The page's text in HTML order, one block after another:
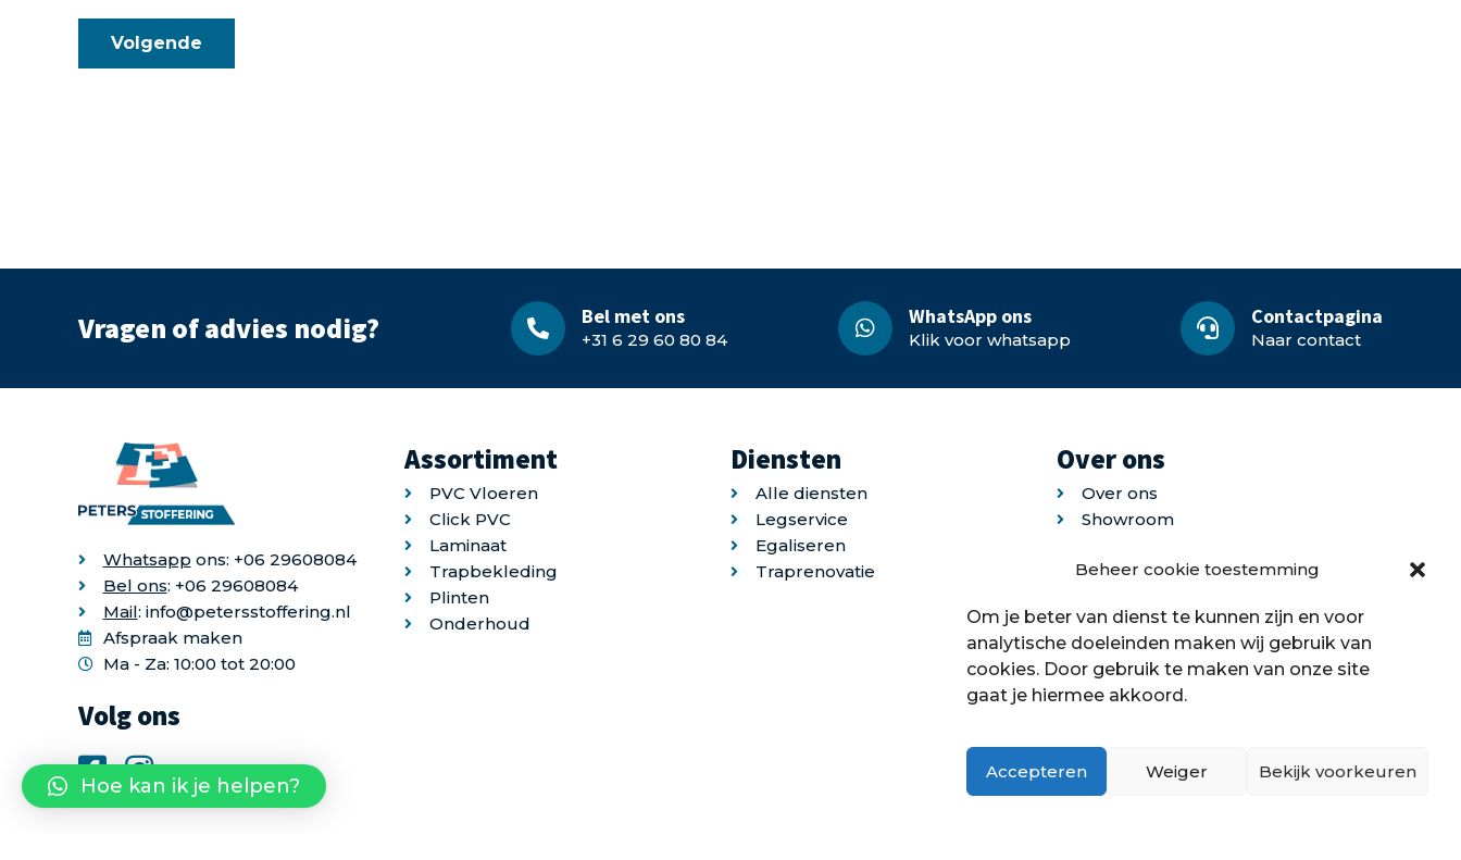
Beheer cookie toestemming
Om je beter van dienst te kunnen zijn en voor
analytische doeleinden maken wij gebruik van
cookies. Door gebruik te maken van onze site
gaat je hiermee akkoord.
Accepteren Weiger Bekijk voorkeuren
Vragen of advies nodig? Bel met ons
+31 6 29 60 80 84
WhatsApp ons
Klik voor whatsapp
Contactpagina
Naar contact
Whatsapp ons: +06 29608084
Bel ons: +06 29608084
Mail: info@petersstoffering.nl
Afspraak maken
Ma - Za: 10:00 tot 20:00
Volg ons
Assortiment
PVC Vloeren
Click PVC
Laminaat
Trapbekleding
Plinten
Onderhoud
Diensten
Alle diensten
Legservice
Egaliseren
Traprenovatie
Over ons
Over ons
Showroom
Klantenservice
Hoe kan ik je helpen?